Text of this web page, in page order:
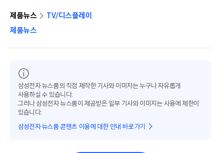
제품뉴스
TV/디스플레이
제품뉴스
삼성전자 뉴스룸의 직접 제작한 기사와 이미지는 누구나 자유롭게
사용하실 수 있습니다.
그러나 삼성전자 뉴스룸이 제공받은 일부 기사와 이미지는 사용에 제한이
있습니다.
삼성전자 뉴스룸 콘텐츠 이용에 대한 안내 바로가기